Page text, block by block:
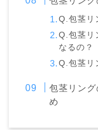
Q.包茎リ
Q.包茎リ
なるの？
Q.包茎リ
包茎リン
め